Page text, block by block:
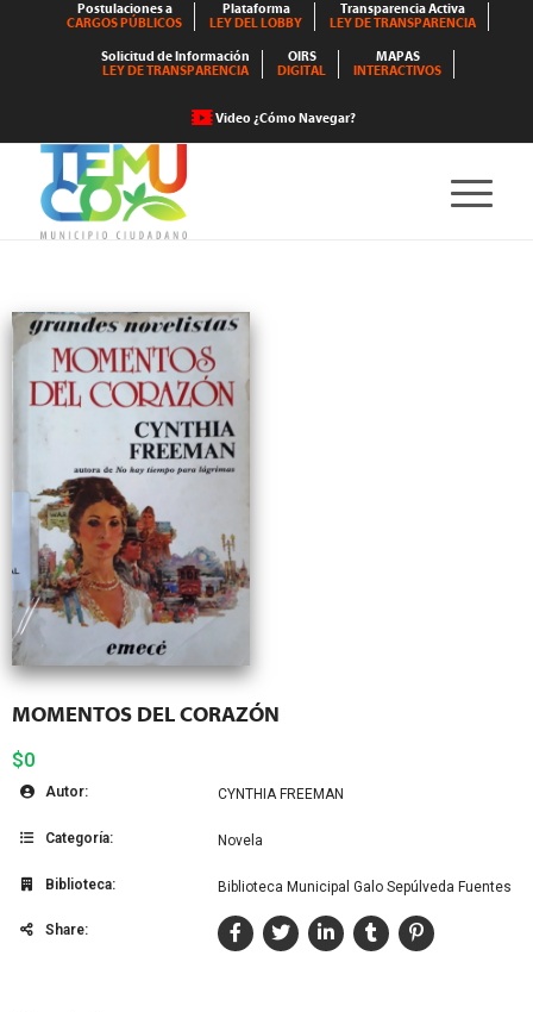
Postulaciones a
CARGOS PÚBLICOS
Plataforma
LEY DEL LOBBY
Transparencia Activa
LEY DE TRANSPARENCIA
Solicitud de Información
LEY DE TRANSPARENCIA
OIRS
DIGITAL
MAPAS
INTERACTIVOS
Video ¿Cómo Navegar?
MOMENTOS DEL CORAZÓN
$0
Autor: CYNTHIA FREEMAN
Categoría: Novela
Biblioteca: Biblioteca Municipal Galo Sepúlveda Fuentes
Share: